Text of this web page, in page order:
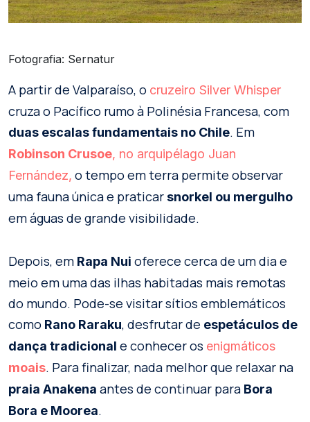
Fotografia: Sernatur
A partir de Valparaíso, o cruzeiro Silver Whisper
cruza o Pacífico rumo à Polinésia Francesa, com
duas escalas fundamentais no Chile. Em
Robinson Crusoe, no arquipélago Juan
Fernández, o tempo em terra permite observar
uma fauna única e praticarsnorkel ou mergulho
em águas de grande visibilidade.
Depois, em Rapa Nui oferece cerca de um dia e
meio em uma das ilhas habitadas mais remotas
do mundo. Pode-se visitar sítios emblemáticos
como Rano Raraku, desfrutar de espetáculos de
dança tradicional e conhecer os enigmáticos
moais. Para finalizar, nada melhor que relaxar na
praia Anakena antes de continuar para Bora
Bora e Moorea.